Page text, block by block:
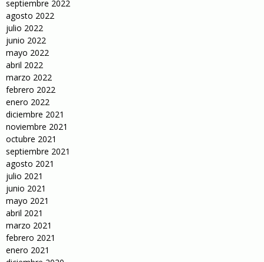
septiembre 2022
agosto 2022
julio 2022
junio 2022
mayo 2022
abril 2022
marzo 2022
febrero 2022
enero 2022
diciembre 2021
noviembre 2021
octubre 2021
septiembre 2021
agosto 2021
julio 2021
junio 2021
mayo 2021
abril 2021
marzo 2021
febrero 2021
enero 2021